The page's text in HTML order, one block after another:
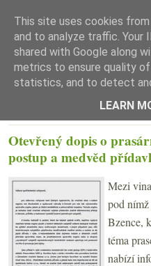
☰
Otevřený dopis o
postup a medvěd
Mezi
pod
Bzence,
téma
nabízí
This site uses cookies
and to analyze traffic. Your
shared with Google along
metrics to ensure quality
statistics, and to detect
LEARN